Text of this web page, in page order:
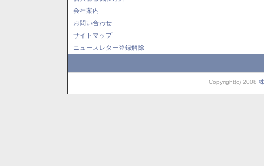
会社案内
お問い合わせ
サイトマップ
ニュースレター登録解除
Copyright(c) 2008